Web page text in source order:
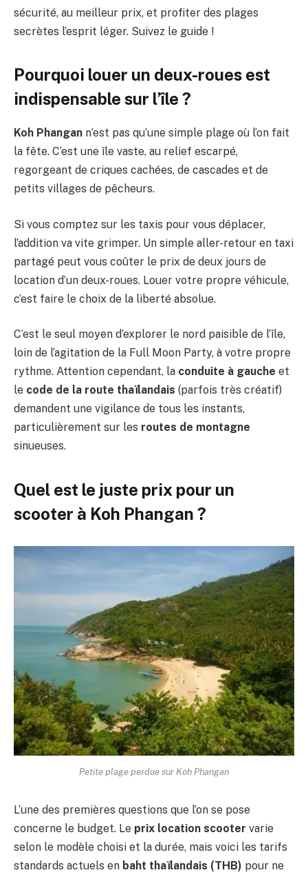
sécurité, au meilleur prix, et profiter des plages
secrètes l’esprit léger. Suivez le guide !
Pourquoi louer un deux-roues est
indispensable sur l’île ?
Koh Phangan n’est pas qu’une simple plage où l’on fait
la fête. C’est une île vaste, au relief escarpé,
regorgeant de criques cachées, de cascades et de
petits villages de pêcheurs.
Si vous comptez sur les taxis pour vous déplacer,
l’addition va vite grimper. Un simple aller-retour en taxi
partagé peut vous coûter le prix de deux jours de
location d’un deux-roues. Louer votre propre véhicule,
c’est faire le choix de la liberté absolue.
C’est le seul moyen d’explorer le nord paisible de l’île,
loin de l’agitation de la Full Moon Party, à votre propre
rythme. Attention cependant, la conduite à gauche et
le code de la route thaïlandais (parfois très créatif)
demandent une vigilance de tous les instants,
particulièrement sur les routes de montagne
sinueuses.
Quel est le juste prix pour un
scooter à Koh Phangan ?
Petite plage perdue sur Koh Phangan
L’une des premières questions que l’on se pose
concerne le budget. Le prix location scooter varie
selon le modèle choisi et la durée, mais voici les tarifs
standards actuels en baht thaïlandais (THB) pour ne